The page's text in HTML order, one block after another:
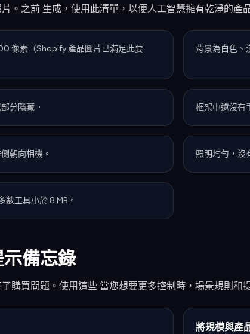
。之前 生成，使用此清單，以便人工智慧擁有乾淨的產
像素（Shopify 產品圖片已滿足此要
背景為白色、
分隱藏。 框架中還沒有
朝向相機。 照明均勻，沒
數工具小於 8 MB。
備忘錄
購買問題。使用這些 當您想要更多控制時，場景規則和
將規模與產